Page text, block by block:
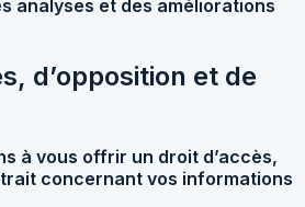
analyses et des améliorations
d’opposition et de
à vous offrir un droit d’accès,
concernant vos informations